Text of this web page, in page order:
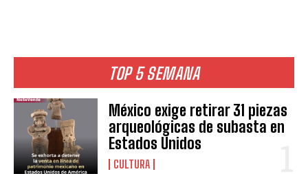
TOP 5 SEMANA
México exige retirar 31 piezas
arqueológicas de subasta en
Estados Unidos
CULTURA